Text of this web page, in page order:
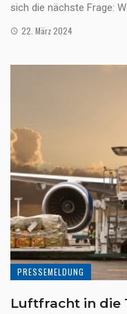
sich die nächste Frage:
22. März 2024
PRESSEMELDUNG
Luftfracht in die